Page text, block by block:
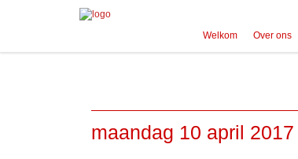
Welkom Over ons
maandag 10 april 2017